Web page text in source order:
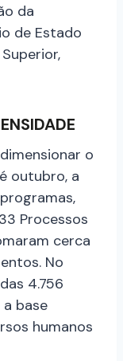
da
de Estado
o
outubro, a
Processos
cerca
No
4.756
base
humanos